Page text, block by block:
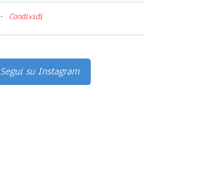
· Condividi
Segui su Instagram